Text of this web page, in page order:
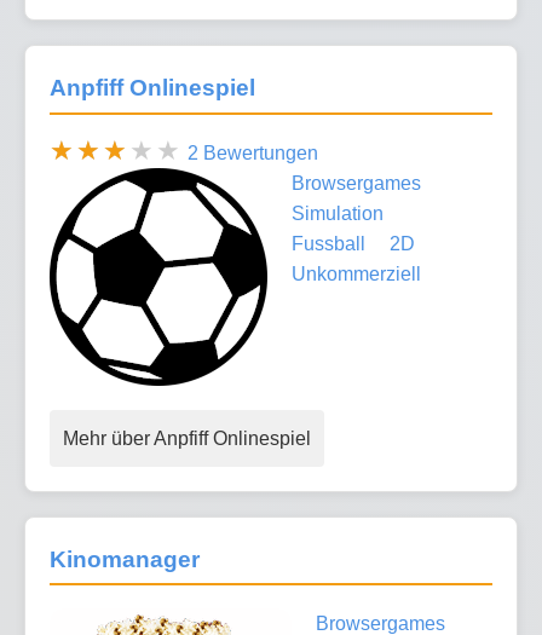
Anpfiff Onlinespiel
2 Bewertungen
Browsergames
Simulation
Fussball
2D
Unkommerziell
Mehr über Anpfiff Onlinespiel
Kinomanager
Browsergames